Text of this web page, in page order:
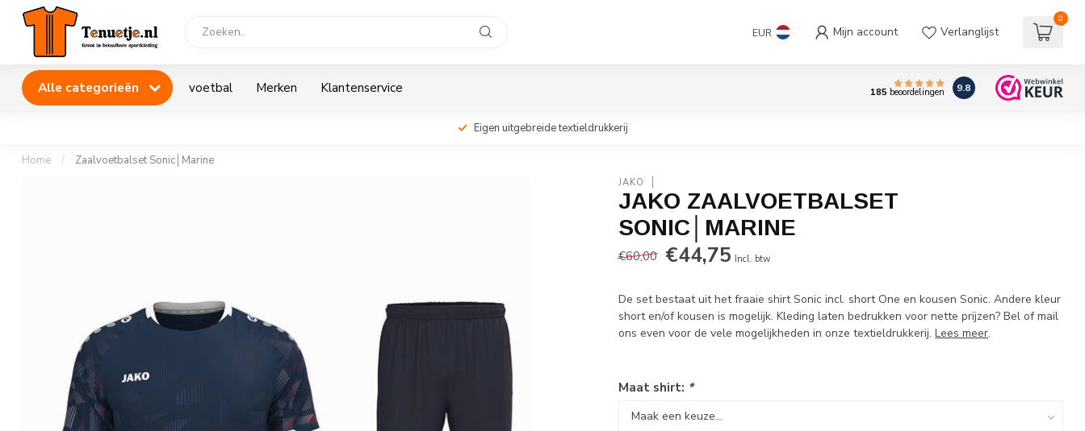
EUR Mijn account Verlanglijst
0
Alle categorieën voetbal Merken Klantenservice 185 beoordelingen 9.8
Eigen uitgebreide textieldrukkerij
Home / Zaalvoetbalset Sonic│Marine
JAKO
JAKO ZAALVOETBALSET
SONIC│MARINE
€60,00 €44,75 Incl. btw
De set bestaat uit het fraaie shirt Sonic incl. short One en kousen Sonic. Andere kleur
short en/of kousen is mogelijk. Kleding laten bedrukken voor nette prijzen? Bel of mail
ons even voor de vele mogelijkheden in onze textieldrukkerij.Lees meer.
Maat shirt: *